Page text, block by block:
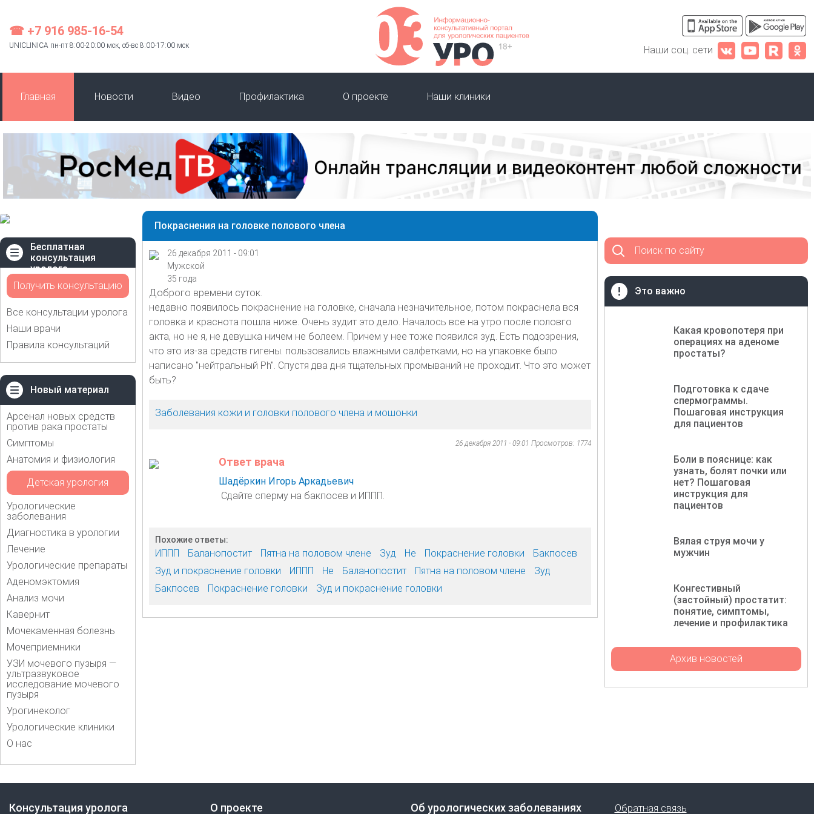
☎ +7 916 985-16-54
UNICLINICA пн-пт 8:00-20:00 мск, сб-вс 8:00-17:00 мск Наши соц. сети
Главная Новости Видео Профилактика О проекте Наши клиники
Бесплатная
консультация
уролога
Получить консультацию
Все консультации уролога
Наши врачи
Правила консультаций
Новый материал
Арсенал новых средств
против рака простаты
Симптомы
Анатомия и физиология
Детская урология
Урологические
заболевания
Диагностика в урологии
Лечение
Урологические препараты
Аденомэктомия
Анализ мочи
Кавернит
Мочекаменная болезнь
Мочеприемники
УЗИ мочевого пузыря —
ультразвуковое
исследование мочевого
пузыря
Урогинеколог
Урологические клиники
О нас
Покраснения на головке полового члена
26 декабря 2011 - 09:01
Мужской
35 года
Доброго времени суток.
недавно появилось покраснение на головке, сначала незначительное, потом покраснела вся
головка и краснота пошла ниже. Очень зудит это дело. Началось все на утро после половго
акта, но не я, не девушка ничем не болеем. Причем у нее тоже появился зуд. Есть подозрения,
что это из-за средств гигены. пользовались влажными салфетками, но на упаковке было
написано "нейтральный Ph". Спустя два дня тщательных промываний не проходит. Что это может
быть?
Заболевания кожи и головки полового члена и мошонки
26 декабря 2011 - 09:01 Просмотров: 1774
Ответ врача
Шадёркин Игорь Аркадьевич
Сдайте сперму на бакпосев и ИППП.
Похожие ответы:
ИППП Баланопостит Пятна на половом члене Зуд Не Покраснение головки
Бакпосев
Зуд и покраснение головки
ИППП Не Баланопостит Пятна на половом члене
Зуд
Бакпосев
Покраснение головки Зуд и покраснение головки
Поиск по сайту
Это важно
Какая кровопотеря при
операциях на аденоме
простаты?
Подготовка к сдаче
спермограммы.
Пошаговая инструкция
для пациентов
Боли в пояснице: как
узнать, болят почки или
нет? Пошаговая
инструкция для
пациентов
Вялая струя мочи у
мужчин
Конгестивный
(застойный) простатит:
понятие, симптомы,
лечение и профилактика
Архив новостей
Консультация уролога О проекте Об урологических заболеваниях Обратная связь